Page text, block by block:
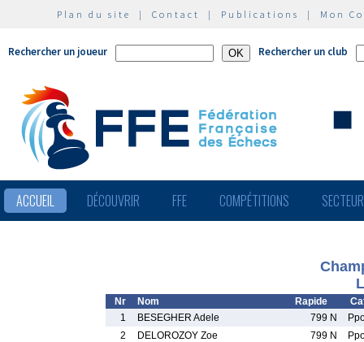
Plan du site | Contact | Publications | Mon
Rechercher un joueur Rechercher un club
ACCUEIL DÉCOUVRIR FFE COMPÉTITIONS
Nr Nom Rapide
1
BESEGHER Adele 799 N
2
DELOROZOY Zoe 799 N